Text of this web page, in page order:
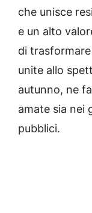
che unisce
e un alto
di
unite allo
autunno, ne
amate sia nei
pubblici.